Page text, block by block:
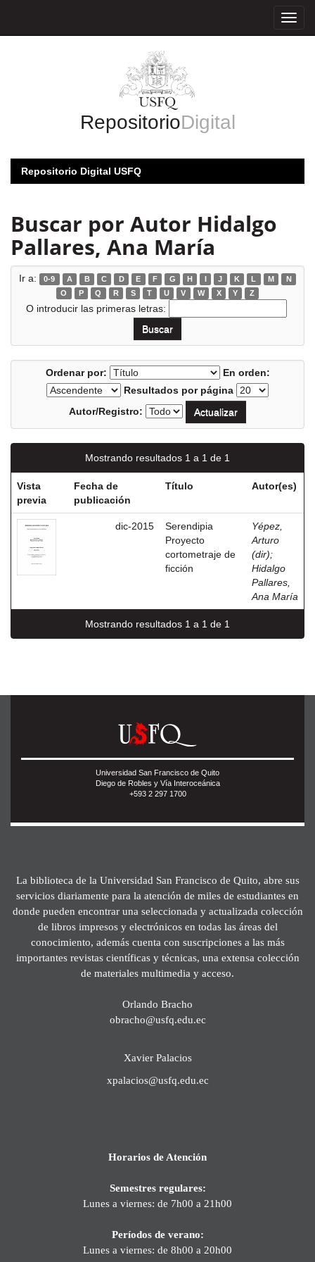
RepositorioDigital
Repositorio Digital USFQ
Buscar por Autor Hidalgo
Pallares, Ana María
Ir a: 0-9 A B C D E F G H I J K L M
N
O
P Q R S T U V W X Y Z
O introducir las primeras letras:
Ordenar por:
En orden:
Resultados por página
Autor/Registro:
Mostrando resultados 1 a 1 de 1
Vista
previa
Fecha de
publicación
Título Autor(es)
dic-2015
Serendipia
Proyecto
cortometraje de
ficción
Yépez,
Arturo
(dir);
Hidalgo
Pallares,
Ana María
Mostrando resultados 1 a 1 de 1
Universidad San Francisco de Quito
Diego de Robles y Vía Interoceánica
+593 2 297 1700
La biblioteca de la Universidad San Francisco de Quito, abre sus
servicios diariamente para la atención de miles de estudiantes en
donde pueden encontrar una seleccionada y actualizada colección
de libros impresos y electrónicos en todas las áreas del
conocimiento, además cuenta con suscripciones a las más
importantes revistas científicas y técnicas, una extensa colección
de materiales multimedia y acceso.
Orlando Bracho
obracho@usfq.edu.ec
Xavier Palacios
xpalacios@usfq.edu.ec
Horarios de Atención
Semestres regulares:
Lunes a viernes: de 7h00 a 21h00
Períodos de verano:
Lunes a viernes: de 8h00 a 20h00